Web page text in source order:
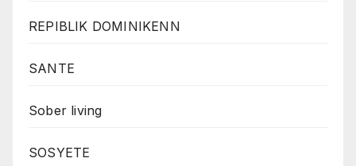
REPIBLIK DOMINIKENN
SANTE
Sober living
SOSYETE